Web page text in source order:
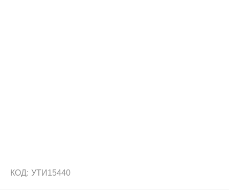
КОД: УТИ15440